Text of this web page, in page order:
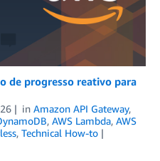
de progresso reativo para
in Amazon API Gateway,
, AWS Lambda, AWS
, Technical How-to